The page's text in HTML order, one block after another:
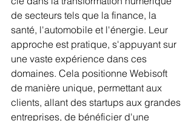
de secteurs tels que la finance, la
santé, l'automobile et l'énergie. Leur
approche est pratique, s'appuyant sur
une vaste expérience dans ces
domaines. Cela positionne Webisoft
de manière unique, permettant aux
clients, allant des startups aux grandes
entreprises, de bénéficier d'une